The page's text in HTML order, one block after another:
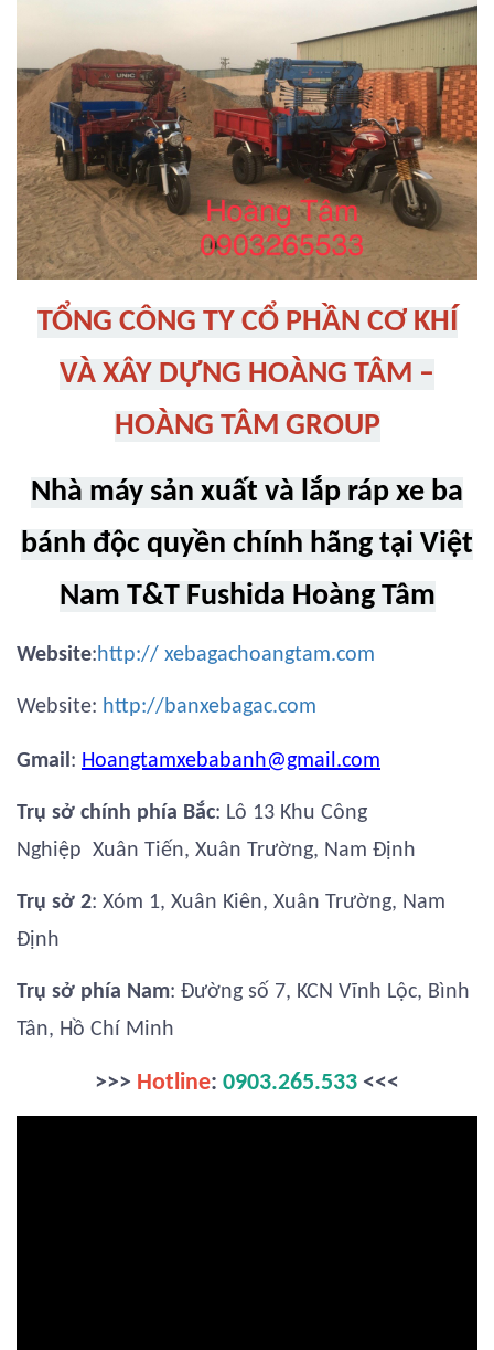
TỔNG CÔNG TY CỔ PHẦN CƠ KHÍ
VÀ XÂY DỰNG HOÀNG TÂM –
HOÀNG TÂM GROUP
Nhà máy sản xuất và lắp ráp xe ba
bánh độc quyền chính hãng tại Việt
Nam T&T Fushida Hoàng Tâm
Website:http:// xebagachoangtam.com
Website: http://banxebagac.com
Gmail: Hoangtamxebabanh@gmail.com
Trụ sở chính phía Bắc: Lô 13 Khu Công
Nghiệp Xuân Tiến, Xuân Trường, Nam Định
Trụ sở 2: Xóm 1, Xuân Kiên, Xuân Trường, Nam
Định
Trụ sở phía Nam: Đường số 7, KCN Vĩnh Lộc, Bình
Tân, Hồ Chí Minh
>>> Hotline: 0903.265.533 <<<